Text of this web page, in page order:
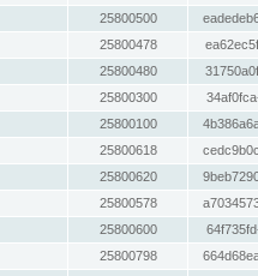
25800500
25800478
25800480
25800300
25800100
25800618
25800620
25800578
25800600
25800798